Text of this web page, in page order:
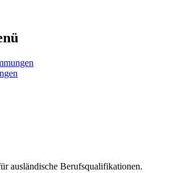
ausländische Berufsqualifikationen.